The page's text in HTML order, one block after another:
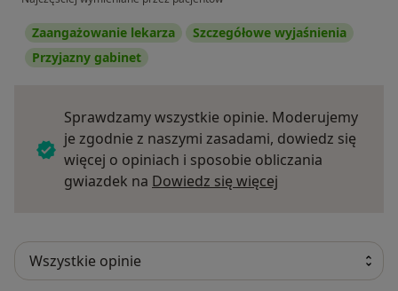
Zaangażowanie lekarza
Szczegółowe wyjaśnienia
Przyjazny gabinet
Sprawdzamy wszystkie opinie. Moderujemy
je zgodnie z naszymi zasadami, dowiedz się
więcej o opiniach i sposobie obliczania
gwiazdek na Dowiedz się więcej